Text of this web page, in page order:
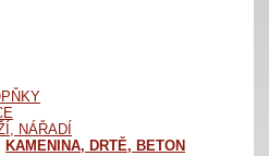
NÁŘADÍ
KAMENINA, DRTĚ, BETON